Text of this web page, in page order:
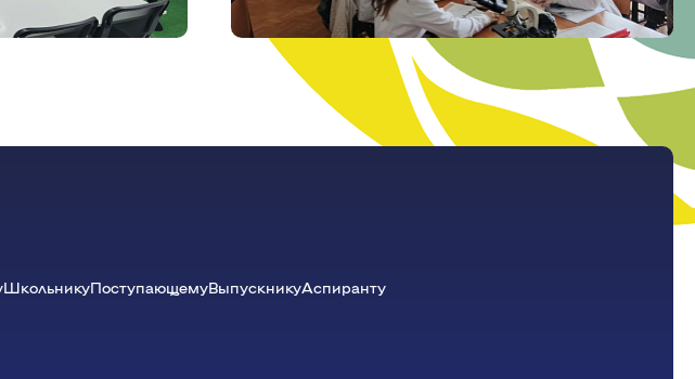
и экология
сервис в АПК
хозяйства
Красноярский ГАУ
Правовых и социально-экономических
дисциплин
Агроинженерии
ШкольникуПоступающемуВыпускникуАспиранту